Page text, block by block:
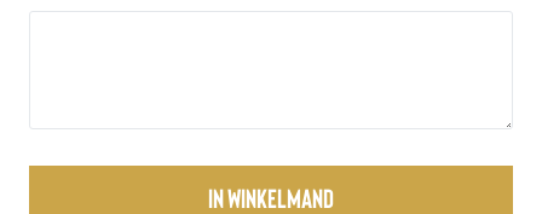
In winkelmand